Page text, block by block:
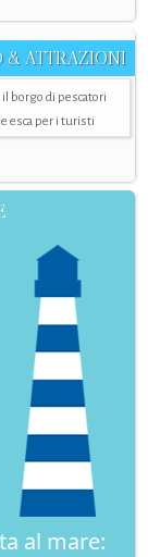
& ATTRAZIONI
il borgo di pescatori
esca per i turisti
al mare: